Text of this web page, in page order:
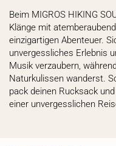
Beim MIGROS HIKING
Klänge mit
einzigartigen Abenteuer.
unvergessliches Erlebnis
Musik verzaubern,
Naturkulissen wanderst.
pack deinen Rucksack
einer unvergesslichen